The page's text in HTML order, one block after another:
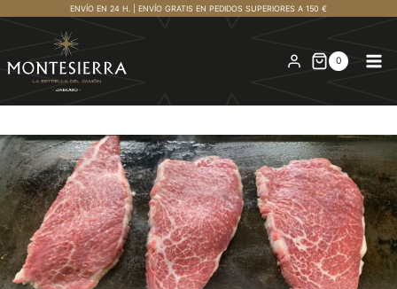
contenido
ENVÍO EN 24 H. | ENVÍO GRATIS EN PEDIDOS SUPERIORES A 150 €
0